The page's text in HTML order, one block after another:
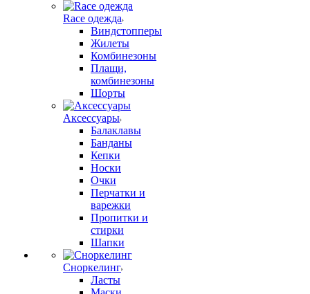
Race одежда
Виндстопперы
Жилеты
Комбинезоны
Плащи,
комбинезоны
Шорты
Аксессуары
Балаклавы
Банданы
Кепки
Носки
Очки
Перчатки и
варежки
Пропитки и
стирки
Шапки
Сноркелинг
Ласты